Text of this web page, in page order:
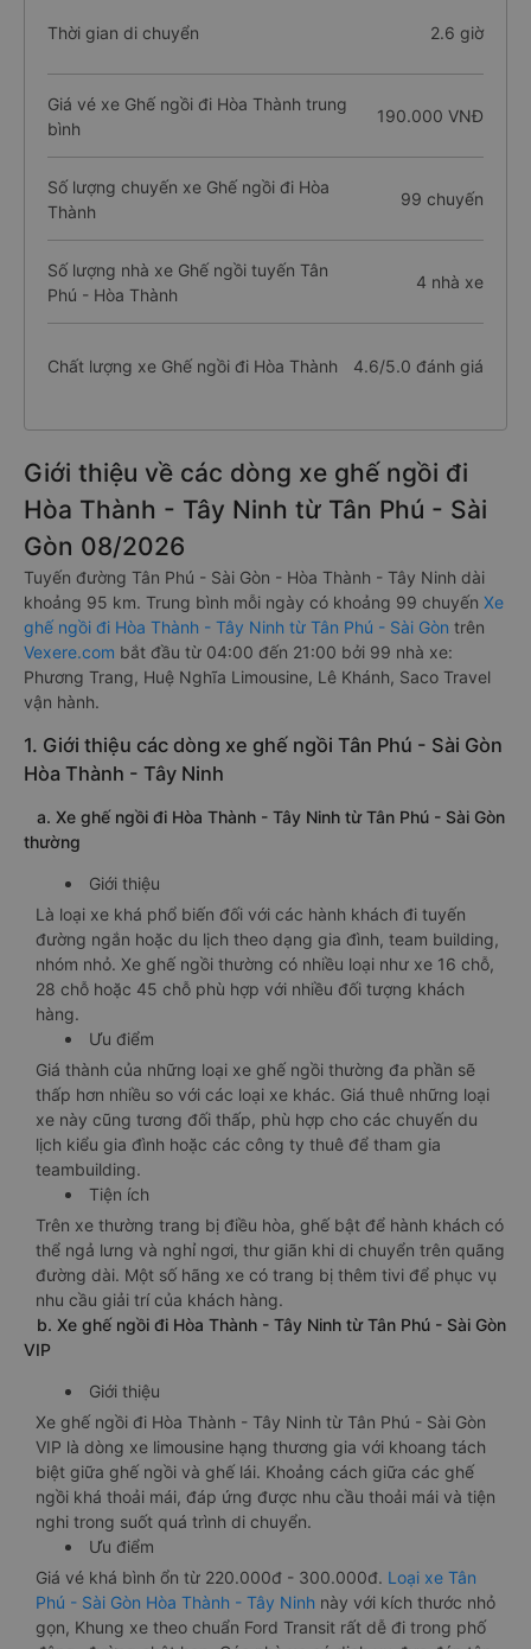
Thời gian di chuyển 2.6 giờ
Giá vé xe Ghế ngồi đi Hòa Thành trung
bình
190.000 VNĐ
Số lượng chuyến xe Ghế ngồi đi Hòa
Thành
99 chuyến
Số lượng nhà xe Ghế ngồi tuyến Tân
Phú - Hòa Thành
4 nhà xe
Chất lượng xe Ghế ngồi đi Hòa Thành 4.6/5.0 đánh giá
Giới thiệu về các dòng xe ghế ngồi đi
Hòa Thành - Tây Ninh từ Tân Phú - Sài
Gòn 08/2026
Tuyến đường Tân Phú - Sài Gòn - Hòa Thành - Tây Ninh dài
khoảng 95 km. Trung bình mỗi ngày có khoảng 99 chuyến Xe
ghế ngồi đi Hòa Thành - Tây Ninh từ Tân Phú - Sài Gòn trên
Vexere.com bắt đầu từ 04:00 đến 21:00 bởi 99 nhà xe:
Phương Trang, Huệ Nghĩa Limousine, Lê Khánh, Saco Travel
vận hành.
1. Giới thiệu các dòng xe ghế ngồi Tân Phú - Sài Gòn
Hòa Thành - Tây Ninh
a. Xe ghế ngồi đi Hòa Thành - Tây Ninh từ Tân Phú - Sài Gòn
thường
Giới thiệu
Là loại xe khá phổ biến đối với các hành khách đi tuyến
đường ngắn hoặc du lịch theo dạng gia đình, team building,
nhóm nhỏ. Xe ghế ngồi thường có nhiều loại như xe 16 chỗ,
28 chỗ hoặc 45 chỗ phù hợp với nhiều đối tượng khách
hàng.
Ưu điểm
Giá thành của những loại xe ghế ngồi thường đa phần sẽ
thấp hơn nhiều so với các loại xe khác. Giá thuê những loại
xe này cũng tương đối thấp, phù hợp cho các chuyến du
lịch kiểu gia đình hoặc các công ty thuê để tham gia
teambuilding.
Tiện ích
Trên xe thường trang bị điều hòa, ghế bật để hành khách có
thể ngả lưng và nghỉ ngơi, thư giãn khi di chuyển trên quãng
đường dài. Một số hãng xe có trang bị thêm tivi để phục vụ
nhu cầu giải trí của khách hàng.
b. Xe ghế ngồi đi Hòa Thành - Tây Ninh từ Tân Phú - Sài Gòn
VIP
Giới thiệu
Xe ghế ngồi đi Hòa Thành - Tây Ninh từ Tân Phú - Sài Gòn
VIP là dòng xe limousine hạng thương gia với khoang tách
biệt giữa ghế ngồi và ghế lái. Khoảng cách giữa các ghế
ngồi khá thoải mái, đáp ứng được nhu cầu thoải mái và tiện
nghi trong suốt quá trình di chuyển.
Ưu điểm
Giá vé khá bình ổn từ 220.000đ - 300.000đ. Loại xe Tân
Phú - Sài Gòn Hòa Thành - Tây Ninh này với kích thước nhỏ
gọn, Khung xe theo chuẩn Ford Transit rất dễ đi trong phố